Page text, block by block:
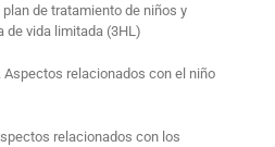
de tratamiento de niños y
de vida limitada (3HL)
Aspectos relacionados con el niño
relacionados con los